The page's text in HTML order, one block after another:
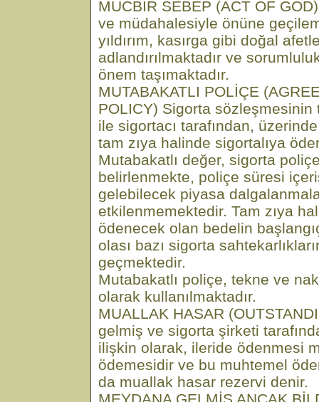
MÜCBİR SEBEP (ACT OF
ve müdahalesiyle önüne
yıldırım, kasırga gibi doğal
adlandırılmaktadır ve
önem taşımaktadır.
MUTABAKATLI POLİÇE
POLICY) Sigorta sözleşmesinin
ile sigortacı tarafından,
tam zıya halinde sigortalıya
Mutabakatlı değer, sigorta
belirlenmekte, poliçe süresi
gelebilecek piyasa
etkilenmemektedir. Tam zıya
ödenecek olan bedelin
olası bazı sigorta
geçmektedir.
Mutabakatlı poliçe, tekne ve
olarak kullanılmaktadır.
MUALLAK HASAR
gelmiş ve sigorta şirketi
ilişkin olarak, ileride ödenmesi
ödemesidir ve bu muhtemel
da muallak hasar rezervi denir.